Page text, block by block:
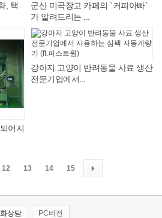
, 택
군산 미곡창고 카페의 `커피아빠`
가 알려드리는 ...
어지
강아지 고양이 반려동물 사료 생산
전문기업에서...
12 13 14 15
상담 PC버전